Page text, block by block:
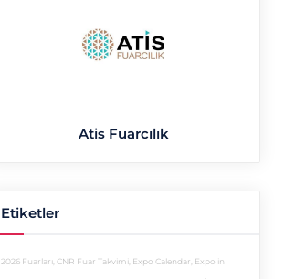
Atis Fuarcılık
Etiketler
2026 Fuarları,CNR Fuar Takvimi, Expo Calendar, Expo in